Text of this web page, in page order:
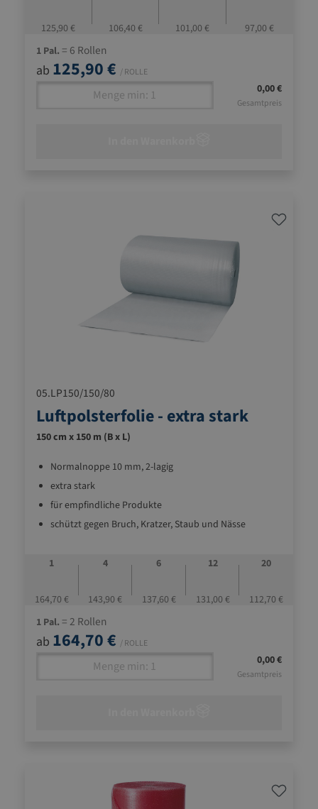
125,90 € 106,40 € 101,00 €
97,00 €
1 Pal. = 6 Rollen
ab 125,90 € / ROLLE
0,00 €
Gesamtpreis
05.LP150/150/80
Luftpolsterfolie - extra stark
150 cm x 150 m (B x L)
Normalnoppe 10 mm, 2-lagig
extra stark
für empfindliche Produkte
schützt gegen Bruch, Kratzer, Staub und Nässe
1
164,70 €
4
143,90 €
6
137,60 €
12
131,00 €
20
112,70 €
1 Pal. = 2 Rollen
ab 164,70 € / ROLLE
0,00 €
Gesamtpreis